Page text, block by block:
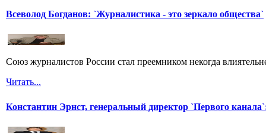
Всеволод Богданов: `Журналистика - это зеркало общества`
Союз журналистов России стал преемником некогда
Читать...
Константин Эрнст, генеральный директор `Первого